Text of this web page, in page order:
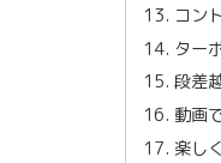
コン
ター
段差
動画
楽し